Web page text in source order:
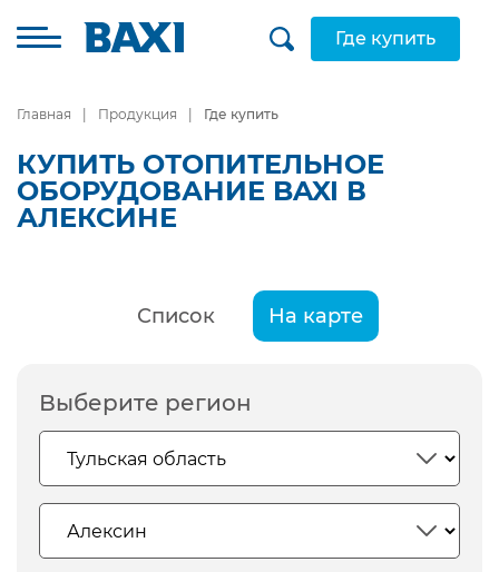
Где купить
Главная Продукция Где купить
КУПИТЬ ОТОПИТЕЛЬНОЕ
ОБОРУДОВАНИЕ BAXI В
АЛЕКСИНЕ
Список На карте
Выберите регион